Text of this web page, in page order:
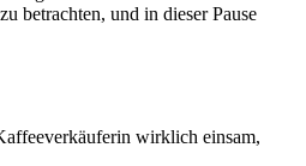
betrachten, und in dieser Pause
wirklich einsam,